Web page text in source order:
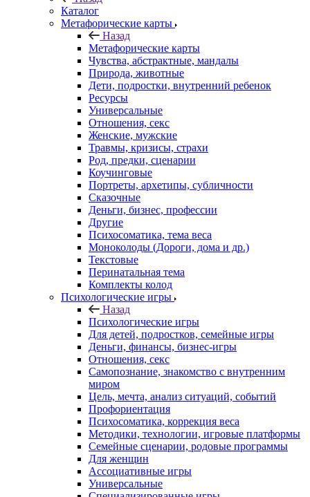
Каталог
Mетафорические карты
Назад
Mетафорические карты
Чувства, абстрактные, мандалы
Природа, животные
Дети, подростки, внутренний ребенок
Ресурсы
Универсальные
Отношения, секс
Женские, мужские
Травмы, кризисы, страхи
Род, предки, сценарии
Коучинговые
Портреты, архетипы, субличности
Сказочные
Деньги, бизнес, профессии
Другие
Психосоматика, тема веса
Моноколоды (Дороги, дома и др.)
Текстовые
Перинатальная тема
Комплекты колод
Психологические игры
Назад
Психологические игры
Для детей, подростков, семейные игры
Деньги, финансы, бизнес-игры
Отношения, секс
Самопознание, знакомство с внутренним
миром
Цель, мечта, анализ ситуаций, событий
Профориентация
Психосоматика, коррекция веса
Методики, технологии, игровые платформы
Семейные сценарии, родовые программы
Для женщин
Ассоциативные игры
Универсальные